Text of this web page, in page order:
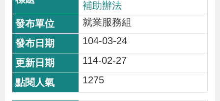
及
資
訊
安
全
政
策
補助辦法
就業服務組
104-03-24
114-02-27
1275